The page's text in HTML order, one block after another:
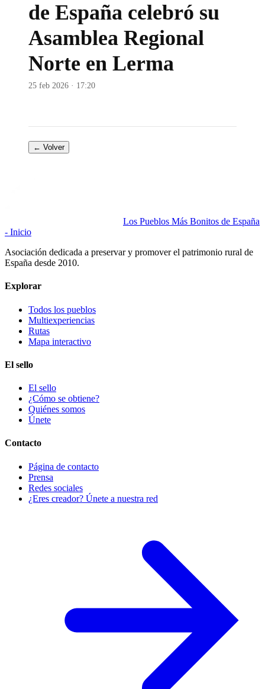
de España celebró su
Asamblea Regional
Norte en Lerma
25 feb 2026 · 17:20
← Volver
Los Pueblos Más Bonitos de España
- Inicio
Asociación dedicada a preservar y promover el patrimonio rural de
España desde 2010.
Explorar
Todos los pueblos
Multiexperiencias
Rutas
Mapa interactivo
El sello
El sello
¿Cómo se obtiene?
Quiénes somos
Únete
Contacto
Página de contacto
Prensa
Redes sociales
¿Eres creador? Únete a nuestra red